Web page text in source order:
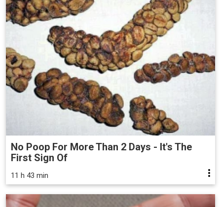
No Poop For More Than 2 Days - It's The
First Sign Of
11 h 43 min